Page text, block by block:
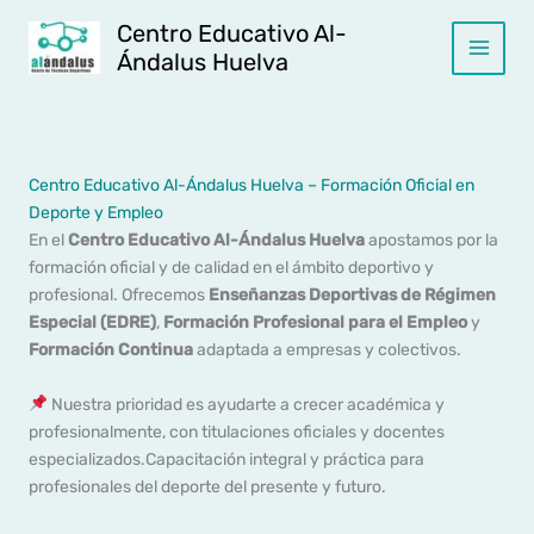
contenido
Centro Educativo Al-
Ándalus Huelva
Centro Educativo Al-Ándalus Huelva – Formación Oficial en
Deporte y Empleo
En elCentro Educativo Al-Ándalus Huelvaapostamos por la
formación oficial y de calidad en el ámbito deportivo y
profesional. Ofrecemos Enseñanzas Deportivas de Régimen
Especial (EDRE), Formación Profesional para el Empleoy
Formación Continuaadaptada a empresas y colectivos.
Nuestra prioridad es ayudarte a crecer académica y
profesionalmente, con titulaciones oficiales y docentes
especializados.Capacitación integral y práctica para
profesionales del deporte del presente y futuro.